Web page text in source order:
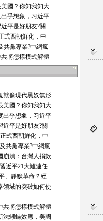
國？你知我知大
出乎想象，习近平
平是好朋友?關
式西朝鮮化，中
共黨專業?中網瘋
將怎樣模式解體
就像現代黑奴無形
美國？你知我知大
出乎想象，习近平
近平是好朋友?關
式西朝鮮化，中
共黨專業?中網瘋
崩潰：台灣人捐款
近平21大難連任
、靜默革命？經
領域的突破如何使
共將怎樣模式解體
法蝴蝶效應，美國